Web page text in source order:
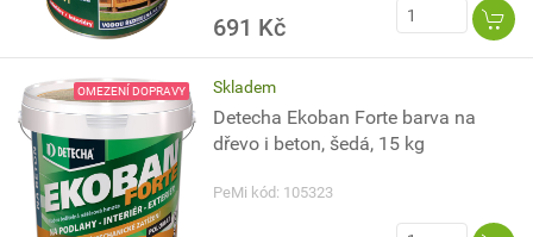
691 Kč
OMEZENÍ DOPRAVY Skladem
Detecha Ekoban Forte barva na
dřevo i beton, šedá, 15 kg
PeMi kód: 105323